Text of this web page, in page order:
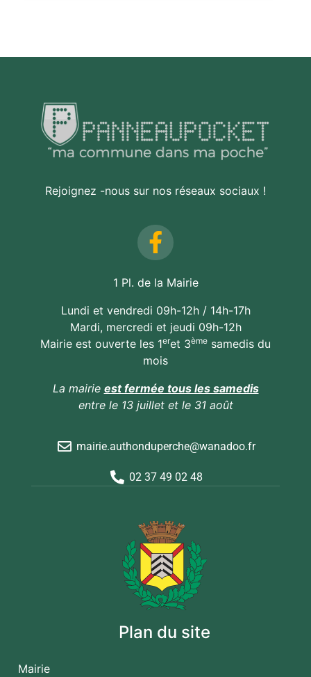
Plan du site
Mairie
Rejoignez -nous sur nos réseaux sociaux !
1 Pl. de la Mairie
Lundi et vendredi 09h-12h / 14h-17h
Mardi, mercredi et jeudi 09h-12h
Mairie est ouverte les 1eret 3ème samedis du
mois
La mairie est fermée tous les samedis
entre le 13 juillet et le 31 août
mairie.authonduperche@wanadoo.fr
02 37 49 02 48